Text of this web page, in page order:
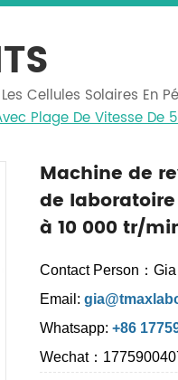
Cellules Solaires En
Plage De Vitesse De
Machine de
de
à 10 000 tr/
Contact Person：Gia
Email:
Whatsapp:+86
Wechat：